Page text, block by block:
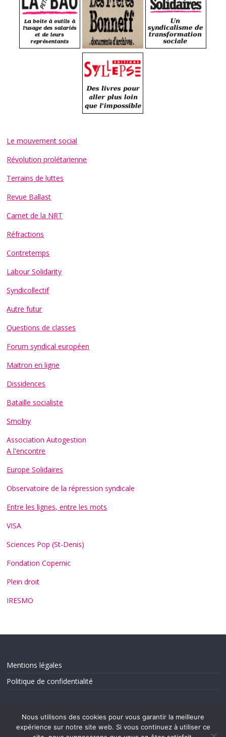
Le mouvement social
Révolution prolétarienne
Terrains de luttes
Revue Ballast
Carnet de la NRT
Réfractions
Contretemps
Labour Solidarity
Syndicollectif
Autre futur
Questions de classes
Forum syndical européen
Maitron en ligne
Dissidences
Bataille socialiste
Smolny
Association Autogestion
A l'encontre
Europe Solidaires
Observatoire de la répression syndicale
Entre les lignes, entre les mots
VISA
Sciences Pop (St-Denis)
Fondation Copernic
Plein droit
IRESMO
Mentions légales
Politique de confidentialité
Nous utilisons des cookies pour vous garantir la meilleure
expérience sur notre site web. Si vous continuez à utiliser ce